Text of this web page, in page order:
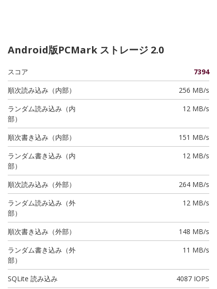
Android版PCMark ストレージ 2.0
スコア
7394
順次読み込み（内部）
256 MB/s
ランダム読み込み（内
部）
12 MB/s
順次書き込み（内部）
151 MB/s
ランダム書き込み（内
部）
12 MB/s
順次読み込み（外部）
264 MB/s
ランダム読み込み（外
部）
12 MB/s
順次書き込み（外部）
148 MB/s
ランダム書き込み（外
部）
11 MB/s
SQLite 読み込み
4087 IOPS